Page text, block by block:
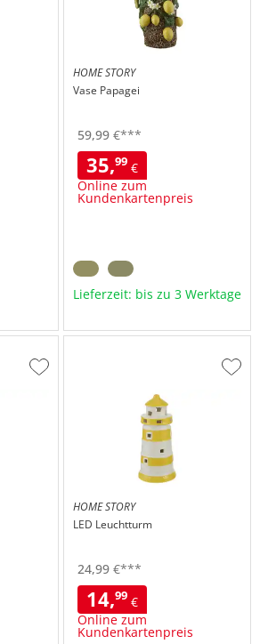
HOME STORY
Vase Papagei
59,99€***
35,99€
Online zum
Kundenkartenpreis
Lieferzeit: bis zu 3 Werktage
Zur
HOME STORY
LED Leuchtturm
24,99€***
14,99€
Online zum
Kundenkartenpreis
Zur